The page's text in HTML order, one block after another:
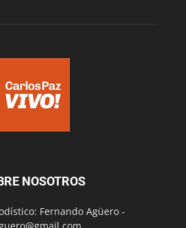
NOSOTROS
Fernando Agüero -